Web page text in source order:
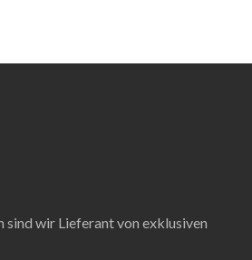
sind wir Lieferant von exklusiven